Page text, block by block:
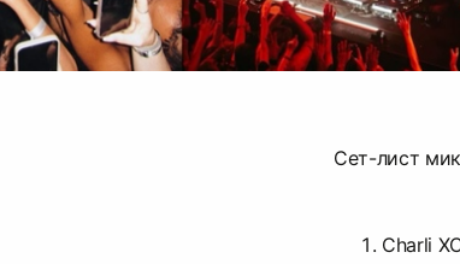
Сет-лист
Charli